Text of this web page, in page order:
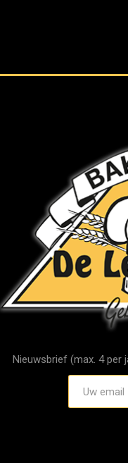
Nieuwsbrief (max. 4 per